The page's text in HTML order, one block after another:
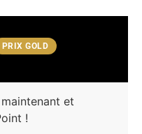
PRIX GOLD
et
!